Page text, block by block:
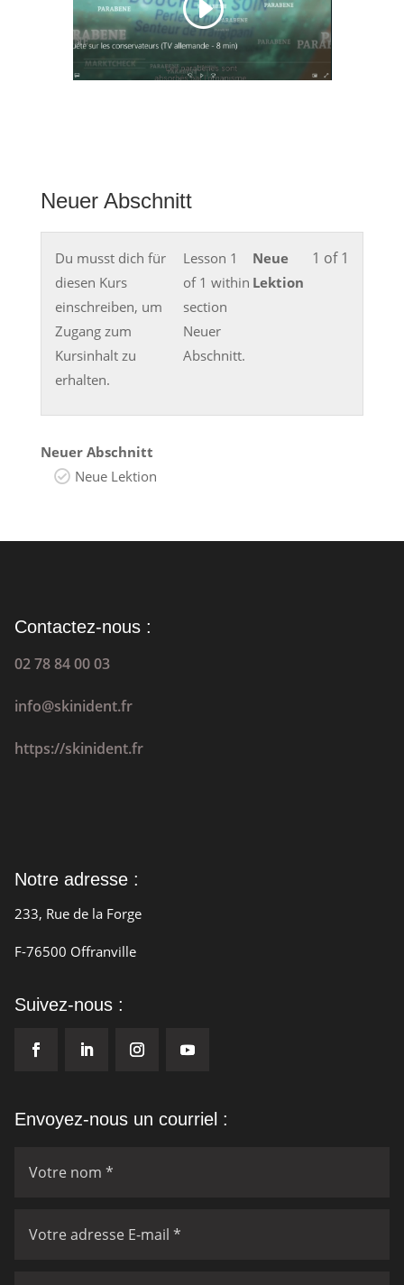
Neuer Abschnitt
1 of 1
Neue
Lektion
Lesson 1
of 1 within
section
Neuer
Abschnitt.
Du musst dich für
diesen Kurs
einschreiben, um
Zugang zum
Kursinhalt zu
erhalten.
Neuer Abschnitt
Neue Lektion
Contactez-nous :
02 78 84 00 03
info@skinident.fr
https://skinident.fr
Notre adresse :
233, Rue de la Forge
F-76500 Offranville
Suivez-nous :
Envoyez-nous un courriel :